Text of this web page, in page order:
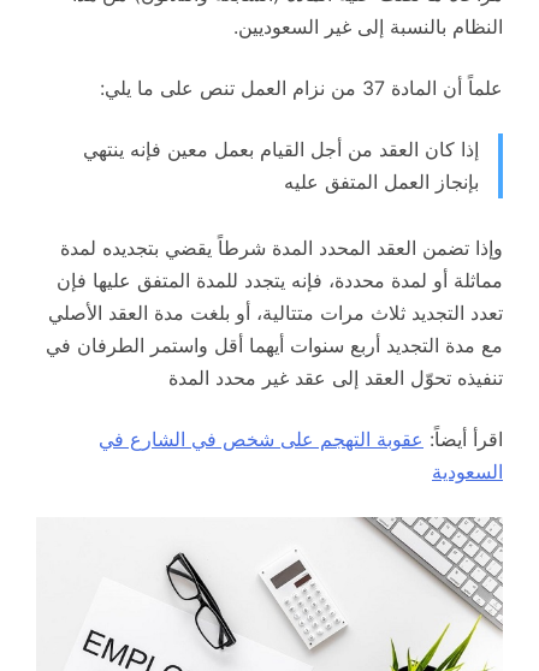
النظام بالنسبة إلى غير السعوديين.
علماً أن المادة 37 من نزام العمل تنص على ما يلي:
إذا كان العقد من أجل القيام بعمل معين فإنه ينتهي
بإنجاز العمل المتفق عليه
وإذا تضمن العقد المحدد المدة شرطاً يقضي بتجديده لمدة
مماثلة أو لمدة محددة، فإنه يتجدد للمدة المتفق عليها فإن
تعدد التجديد ثلاث مرات متتالية، أو بلغت مدة العقد الأصلي
مع مدة التجديد أربع سنوات أيهما أقل واستمر الطرفان في
تنفيذه تحوّل العقد إلى عقد غير محدد المدة
اقرأ أيضاً: عقوبة التهجم على شخص في الشارع في
السعودية